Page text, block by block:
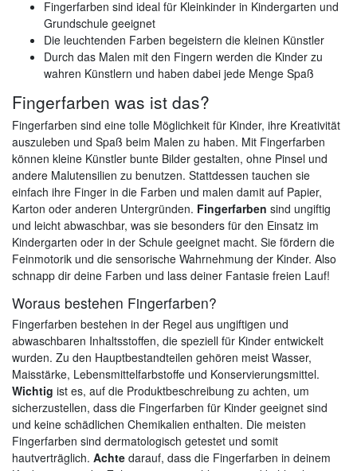
Fingerfarben sind ideal für Kleinkinder in Kindergarten und
Grundschule geeignet
Die leuchtenden Farben begeistern die kleinen Künstler
Durch das Malen mit den Fingern werden die Kinder zu
wahren Künstlern und haben dabei jede Menge Spaß
Fingerfarben was ist das?
Fingerfarben sind eine tolle Möglichkeit für Kinder, ihre Kreativität
auszuleben und Spaß beim Malen zu haben. Mit Fingerfarben
können kleine Künstler bunte Bilder gestalten, ohne Pinsel und
andere Malutensilien zu benutzen. Stattdessen tauchen sie
einfach ihre Finger in die Farben und malen damit auf Papier,
Karton oder anderen Untergründen. Fingerfarben sind ungiftig
und leicht abwaschbar, was sie besonders für den Einsatz im
Kindergarten oder in der Schule geeignet macht. Sie fördern die
Feinmotorik und die sensorische Wahrnehmung der Kinder. Also
schnapp dir deine Farben und lass deiner Fantasie freien Lauf!
Woraus bestehen Fingerfarben?
Fingerfarben bestehen in der Regel aus ungiftigen und
abwaschbaren Inhaltsstoffen, die speziell für Kinder entwickelt
wurden. Zu den Hauptbestandteilen gehören meist Wasser,
Maisstärke, Lebensmittelfarbstoffe und Konservierungsmittel.
Wichtig ist es, auf die Produktbeschreibung zu achten, um
sicherzustellen, dass die Fingerfarben für Kinder geeignet sind
und keine schädlichen Chemikalien enthalten. Die meisten
Fingerfarben sind dermatologisch getestet und somit
hautverträglich. Achte darauf, dass die Fingerfarben in deinem